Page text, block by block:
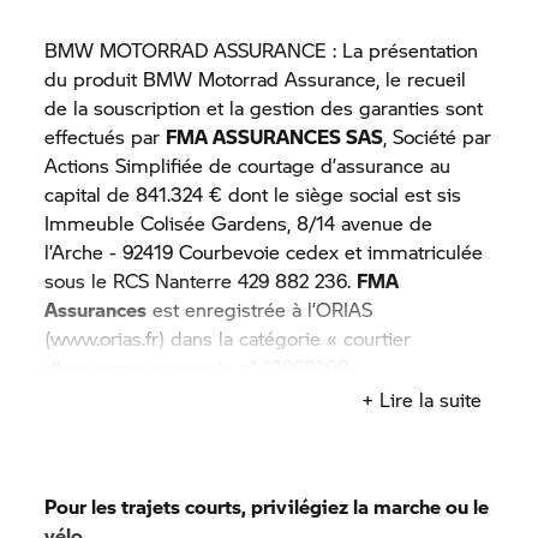
C’est parce queBMW Motorradconnaît vos
exigences queBMW MotorradAssurance a été
créée et propose aux utilisateurs de BMW 4
formules modulables selon leurs désirs et leurs
besoins. A vous de déplacer lecurseur !
BMW MOTORRAD ASSURANCE : La présentation
du produit BMW Motorrad Assurance, le recueil
de la souscription et la gestion des garanties sont
effectués par FMA ASSURANCES SAS, Société par
Actions Simplifiée de courtage d’assurance au
capital de 841.324 € dont le siège social est sis
Immeuble Colisée Gardens, 8/14 avenue de
l’Arche - 92419 Courbevoie cedex et immatriculée
sous le RCS Nanterre 429 882 236. FMA
Assurances est enregistrée à l’ORIAS
(www.orias.fr) dans la catégorie « courtier
est un produit
Spécialisé ayant son siège social au 5 rue des
+ Lire la suite
Pour les trajets courts, privilégiez la marche ou le